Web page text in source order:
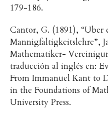
179-186.
Cantor, G. (1891), “Uber
Mannigfaltigkeitslehre”,
Mathematiker-
traducción al inglés en:
From Immanuel Kant to
in the Foundations of
University Press.